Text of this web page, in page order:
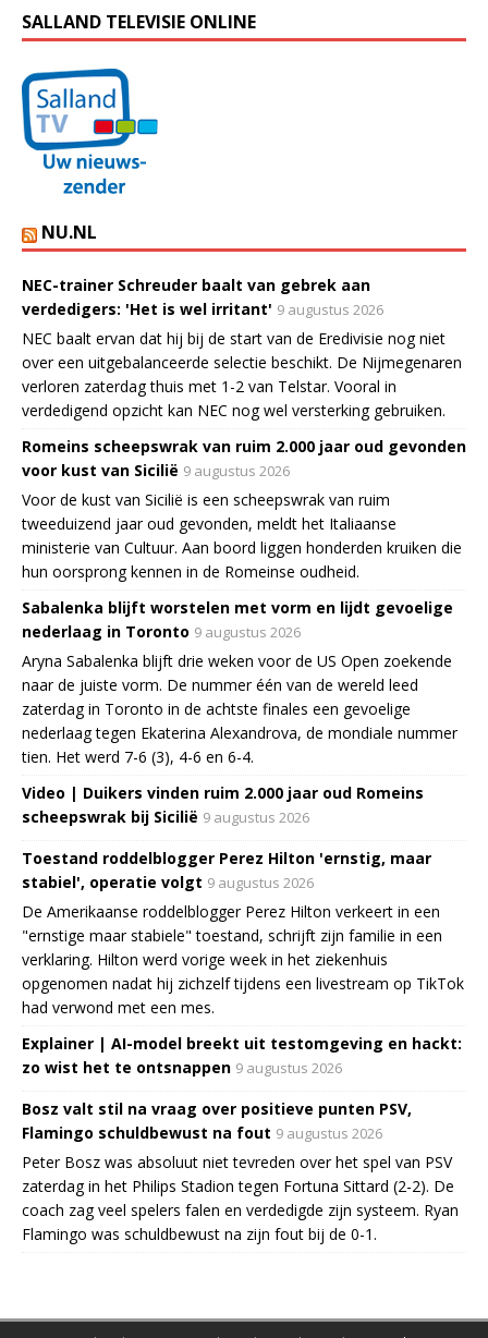
SALLAND TELEVISIE ONLINE
NU.NL
NEC-trainer Schreuder baalt van gebrek aan
verdedigers: 'Het is wel irritant' 9 augustus 2026
NEC baalt ervan dat hij bij de start van de Eredivisie nog niet
over een uitgebalanceerde selectie beschikt. De Nijmegenaren
verloren zaterdag thuis met 1-2 van Telstar. Vooral in
verdedigend opzicht kan NEC nog wel versterking gebruiken.
Romeins scheepswrak van ruim 2.000 jaar oud gevonden
voor kust van Sicilië 9 augustus 2026
Voor de kust van Sicilië is een scheepswrak van ruim
tweeduizend jaar oud gevonden, meldt het Italiaanse
ministerie van Cultuur. Aan boord liggen honderden kruiken die
hun oorsprong kennen in de Romeinse oudheid.
Sabalenka blijft worstelen met vorm en lijdt gevoelige
nederlaag in Toronto 9 augustus 2026
Aryna Sabalenka blijft drie weken voor de US Open zoekende
naar de juiste vorm. De nummer één van de wereld leed
zaterdag in Toronto in de achtste finales een gevoelige
nederlaag tegen Ekaterina Alexandrova, de mondiale nummer
tien. Het werd 7-6 (3), 4-6 en 6-4.
Video | Duikers vinden ruim 2.000 jaar oud Romeins
scheepswrak bij Sicilië 9 augustus 2026
Toestand roddelblogger Perez Hilton 'ernstig, maar
stabiel', operatie volgt 9 augustus 2026
De Amerikaanse roddelblogger Perez Hilton verkeert in een
"ernstige maar stabiele" toestand, schrijft zijn familie in een
verklaring. Hilton werd vorige week in het ziekenhuis
opgenomen nadat hij zichzelf tijdens een livestream op TikTok
had verwond met een mes.
Explainer | AI-model breekt uit testomgeving en hackt:
zo wist het te ontsnappen 9 augustus 2026
Bosz valt stil na vraag over positieve punten PSV,
Flamingo schuldbewust na fout 9 augustus 2026
Peter Bosz was absoluut niet tevreden over het spel van PSV
zaterdag in het Philips Stadion tegen Fortuna Sittard (2-2). De
coach zag veel spelers falen en verdedigde zijn systeem. Ryan
Flamingo was schuldbewust na zijn fout bij de 0-1.